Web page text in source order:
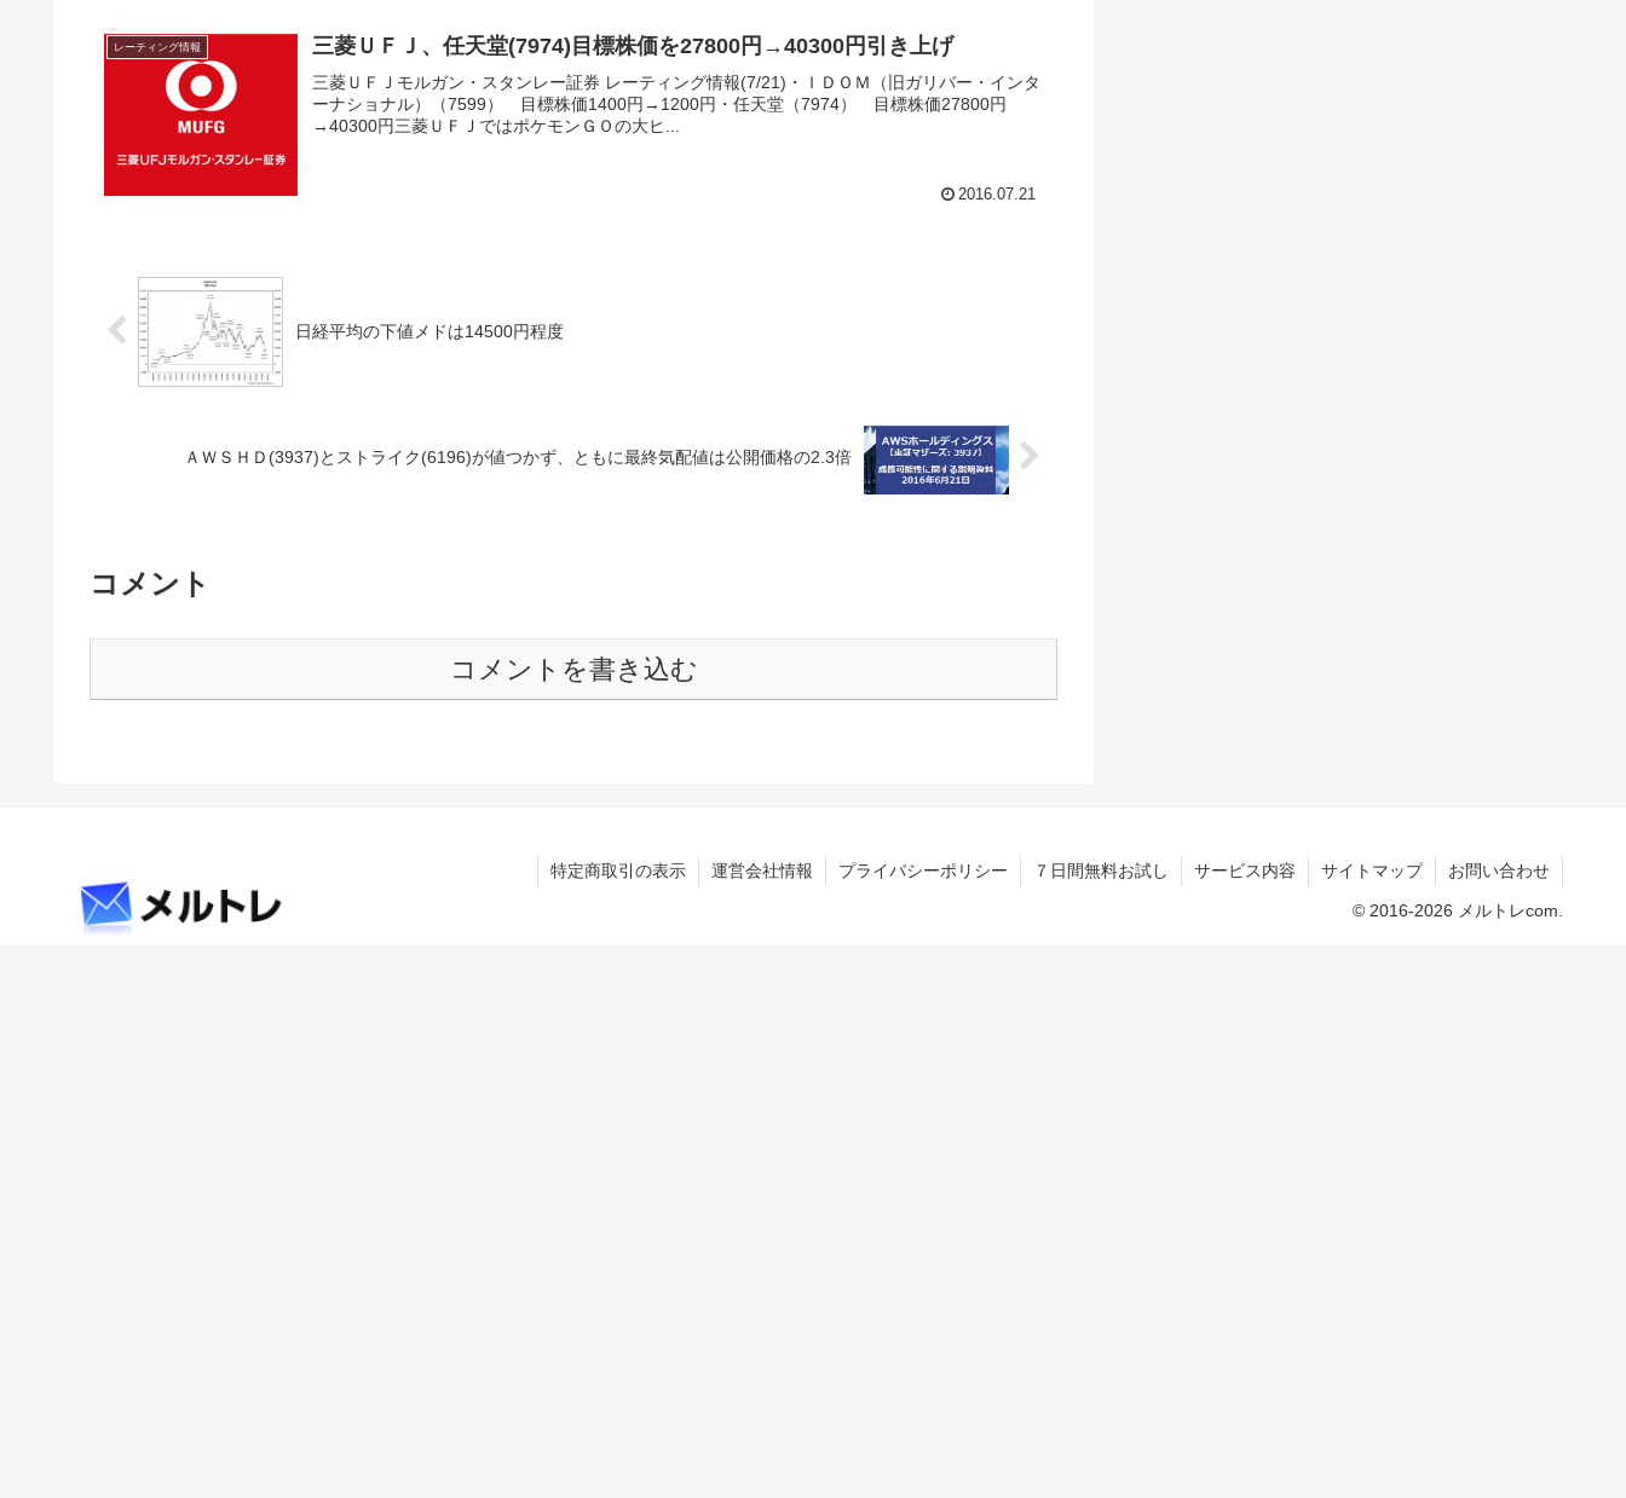
レーティング情報 三菱ＵＦＪ、任天堂(7974)目標株価を27800円→40300円引き上げ
三菱ＵＦＪモルガン・スタンレー証券 レーティング情報(7/21)・ＩＤＯＭ（旧ガリバー・インタ
ーナショナル）（7599） 目標株価1400円→1200円・任天堂（7974） 目標株価27800円
→40300円三菱ＵＦＪではポケモンＧＯの大ヒ...
2016.07.21
日経平均の下値メドは14500円程度
ＡＷＳＨＤ(3937)とストライク(6196)が値つかず、ともに最終気配値は公開価格の2.3倍
コメント
コメントを書き込む
特定商取引の表示 運営会社情報 プライバシーポリシー ７日間無料お試し サービス内容 サイトマップ お問い合わせ
© 2016-2026 メルトレcom.